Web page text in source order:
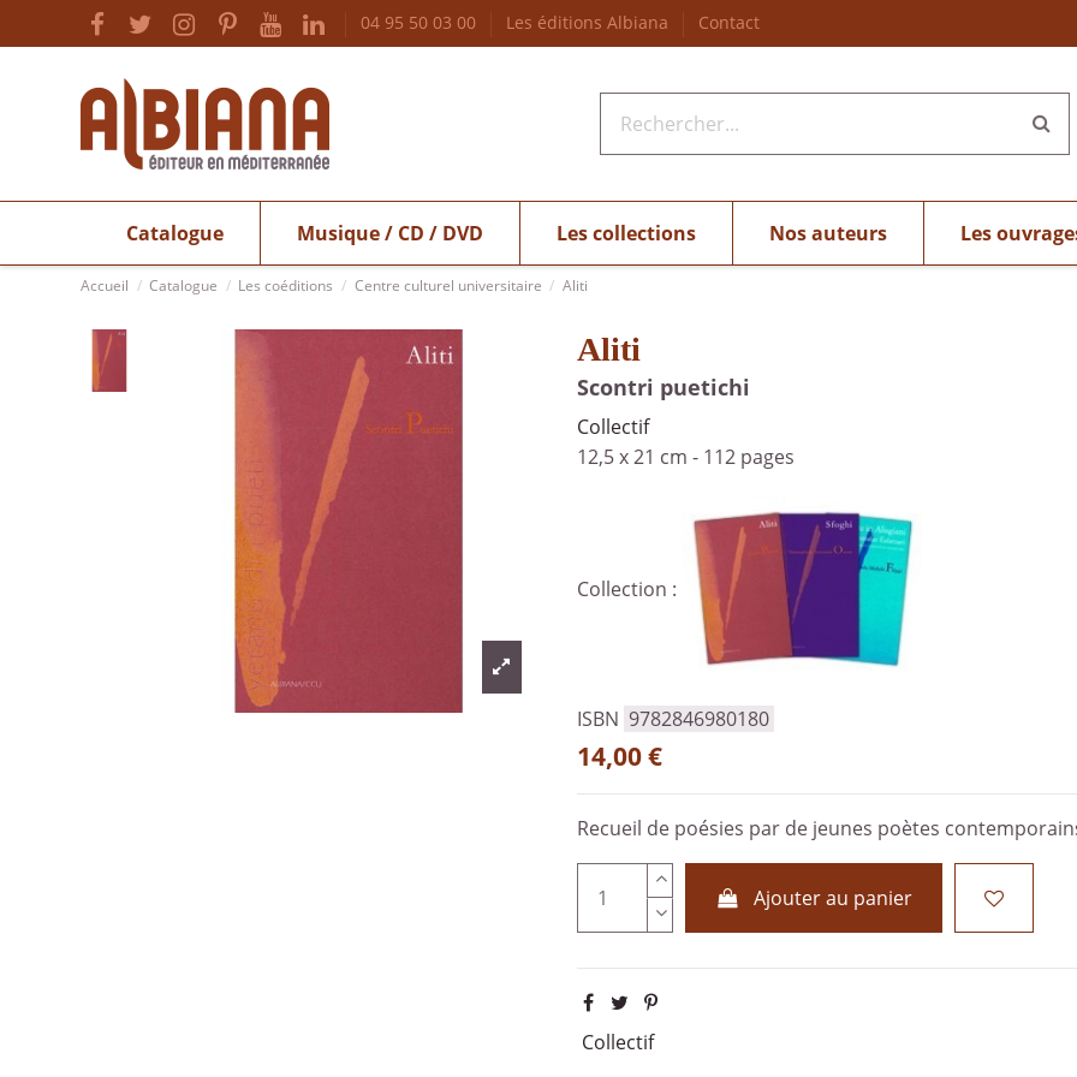
04 95 50 03 00 Les éditions Albiana Contact
Catalogue Musique / CD / DVD Les collections Nos auteurs Les
Accueil Catalogue Les coéditions Centre culturel universitaire Aliti
Aliti
Scontri puetichi
Collectif
12,5 x 21 cm - 112 pages
Collection :
ISBN 9782846980180
14,00 €
Recueil de poésies par de jeunes poètes
Ajouter au panier
Collectif